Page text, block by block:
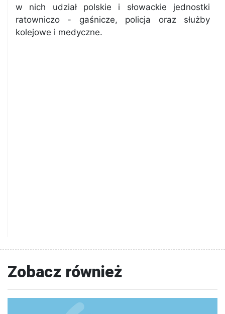
w nich udział polskie i słowackie jednostki
ratowniczo - gaśnicze, policja oraz służby
kolejowe i medyczne.
Zobacz również